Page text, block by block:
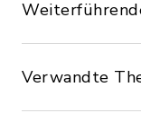
Verwandte